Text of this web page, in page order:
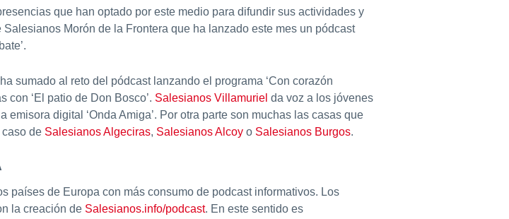
que han optado por este medio para difundir sus actividades y
Salesianos Morón de la Frontera que ha lanzado este mes un pódcast
sumado al reto del pódcast lanzando el programa ‘Con corazón
con ‘El patio de Don Bosco’. Salesianos Villamuriel da voz a los jóvenes
emisora digital ‘Onda Amiga’. Por otra parte son muchas las casas que
de Salesianos Algeciras, Salesianos Alcoy o Salesianos Burgos.
países de Europa con más consumo de podcast informativos. Los
la creación de Salesianos.info/podcast. En este sentido es